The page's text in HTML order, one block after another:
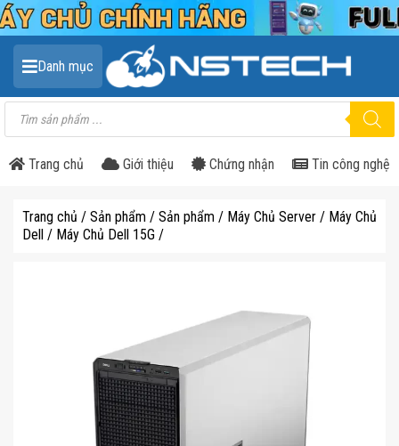
Danh mục
Tìm
kiếm
sản
Trang chủ
Giới thiệu Chứng nhận Tin công nghệ
Trang chủ / Sản phẩm / Sản phẩm / Máy Chủ Server / Máy Chủ
Dell / Máy Chủ Dell 15G /